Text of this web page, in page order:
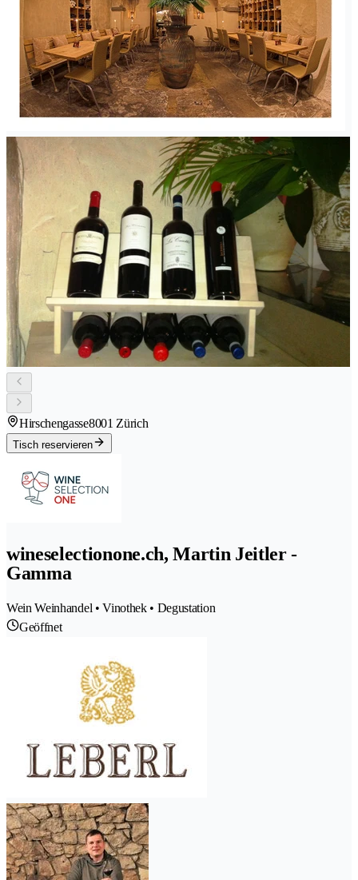
Hirschengasse8001 Zürich
Tisch reservieren
wineselectionone.ch, Martin Jeitler -
Gamma
Wein Weinhandel • Vinothek • Degustation
Geöffnet